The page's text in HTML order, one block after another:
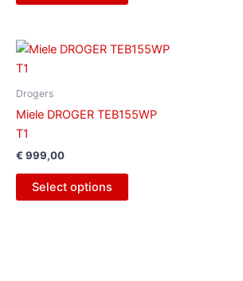
Drogers
Miele DROGER TEB155WP
T1
€ 999,00
Select options